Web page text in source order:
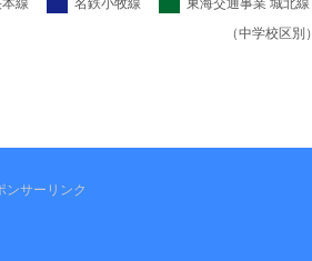
（中学校区別）
ンサーリンク